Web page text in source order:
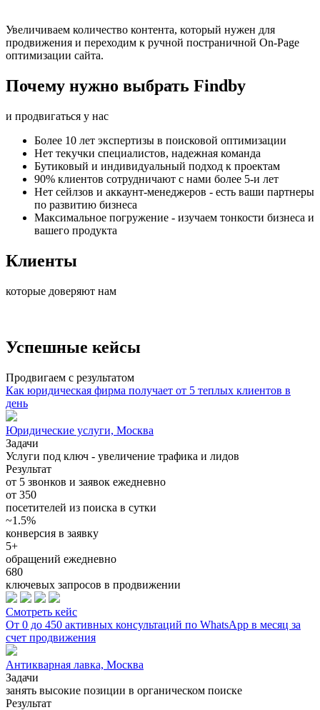
Увеличиваем количество контента, который нужен для
продвижения и переходим к ручной постраничной On-Page
оптимизации сайта.
Почему нужно выбрать Findby
и продвигаться у нас
Более 10 лет экспертизы в поисковой оптимизации
Нет текучки специалистов, надежная команда
Бутиковый и индивидуальный подход к проектам
90% клиентов сотрудничают с нами более 5-и лет
Нет сейлзов и аккаунт-менеджеров - есть ваши партнеры
по развитию бизнеса
Максимальное погружение - изучаем тонкости бизнеса и
вашего продукта
Клиенты
которые доверяют нам
Успешные кейсы
Продвигаем с результатом
Как юридическая фирма получает от 5 теплых клиентов в
день
Юридические услуги, Москва
Задачи
Услуги под ключ - увеличение трафика и лидов
Результат
от 5 звонков и заявок ежедневно
от 350
посетителей из поиска в сутки
~1.5%
конверсия в заявку
5+
обращений ежедневно
680
ключевых запросов в продвижении
Смотреть кейс
От 0 до 450 активных консультаций по WhatsApp в месяц за
счет продвижения
Антикварная лавка, Москва
Задачи
занять высокие позиции в органическом поиске
Результат